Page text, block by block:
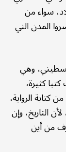
سواء من
المدن التي
وهي
كثيرة،
الرواية،
التاريخ، وإن
من أين